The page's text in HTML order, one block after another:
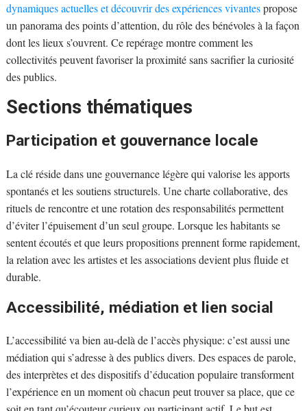
dynamiques actuelles et découvrir des expériences vivantespropose
un panorama des points d’attention, du rôle des bénévoles à la façon
dont les lieux s’ouvrent. Ce repérage montre comment les
collectivités peuvent favoriser la proximité sans sacrifier la curiosité
des publics.
Sections thématiques
Participation et gouvernance locale
La clé réside dans une gouvernance légère qui valorise les apports
spontanés et les soutiens structurels. Une charte collaborative, des
rituels de rencontre et une rotation des responsabilités permettent
d’éviter l’épuisement d’un seul groupe. Lorsque les habitants se
sentent écoutés et que leurs propositions prennent forme rapidement,
la relation avec les artistes et les associations devient plus fluide et
durable.
Accessibilité, médiation et lien social
L’accessibilité va bien au-delà de l’accès physique: c’est aussi une
médiation qui s’adresse à des publics divers. Des espaces de parole,
des interprètes et des dispositifs d’éducation populaire transforment
l’expérience en un moment où chacun peut trouver sa place, que ce